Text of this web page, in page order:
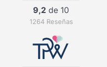
9,2 de 10
1264 Reseñas